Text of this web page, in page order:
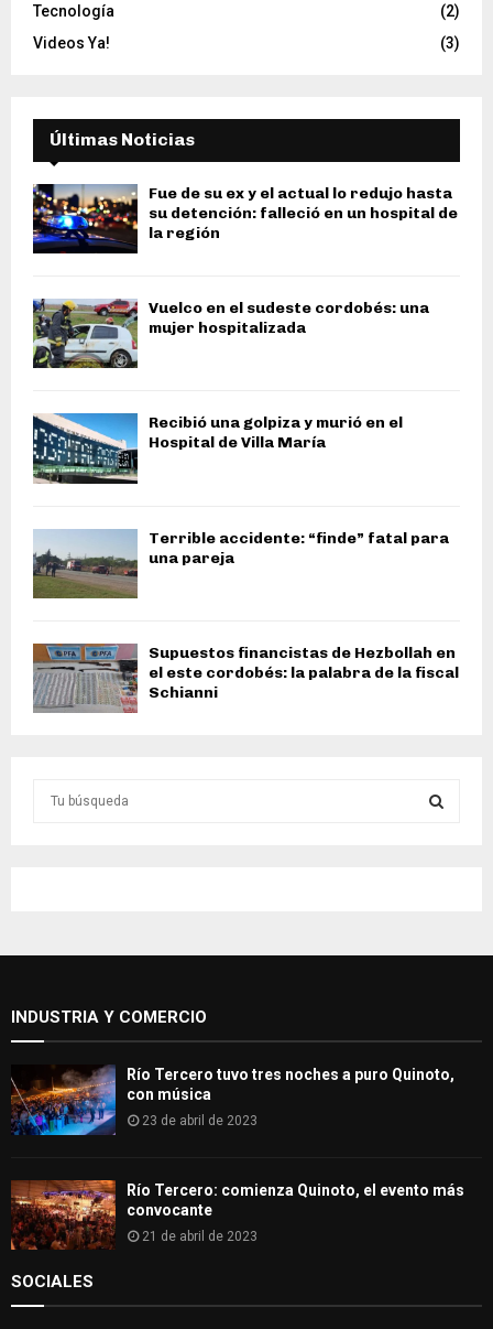
Tecnología
(2)
Videos Ya!
(3)
Últimas Noticias
Fue de su ex y el actual lo redujo hasta
su detención: falleció en un hospital de
la región
Vuelco en el sudeste cordobés: una
mujer hospitalizada
Recibió una golpiza y murió en el
Hospital de Villa María
Terrible accidente: “finde” fatal para
una pareja
Supuestos financistas de Hezbollah en
el este cordobés: la palabra de la fiscal
Schianni
o
H
INDUSTRIA Y COMERCIO
Río Tercero tuvo tres noches a puro Quinoto,
con música
23 de abril de 2023
Río Tercero: comienza Quinoto, el evento más
convocante
21 de abril de 2023
SOCIALES